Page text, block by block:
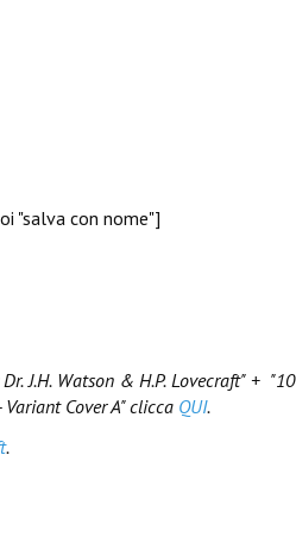
"salva con nome"]
J.H. Watson & H.P. Lovecraft" + "10
Cover A" clicca QUI.
.